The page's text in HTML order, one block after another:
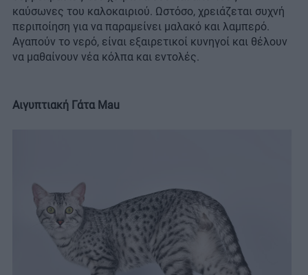
καύσωνες του καλοκαιριού. Ωστόσο, χρειάζεται συχνή
περιποίηση για να παραμείνει μαλακό και λαμπερό.
Αγαπούν το νερό, είναι εξαιρετικοί κυνηγοί και θέλουν
να μαθαίνουν νέα κόλπα και εντολές.
Αιγυπτιακή Γάτα Mau